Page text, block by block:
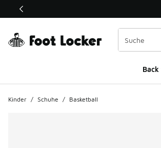
Dieser Link öffnet sich in einem neuen
Back
Kinder / Schuhe / Basketball